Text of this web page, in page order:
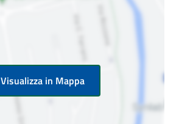
Visualizza in Mappa